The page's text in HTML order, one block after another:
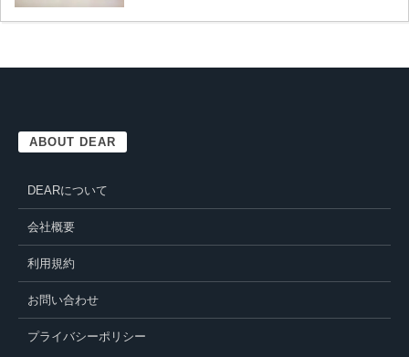
ABOUT DEAR
DEARについて
会社概要
利用規約
お問い合わせ
プライバシーポリシー